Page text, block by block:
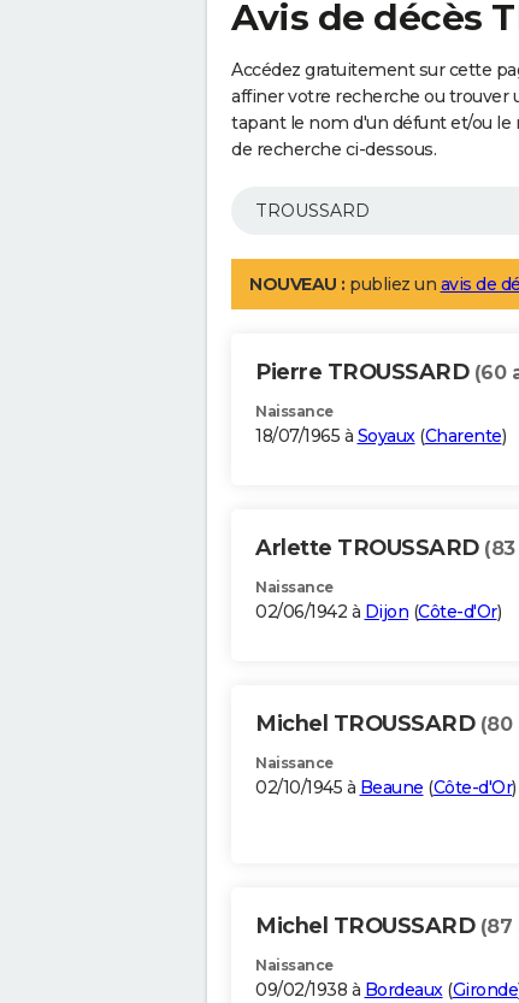
Avis de décès
Accédez gratuitement sur cette
affiner votre recherche ou trouver
tapant le nom d'un défunt et/ou
de recherche ci-dessous.
NOUVEAU : publiez un avis de
Pierre TROUSSARD (60
Naissance
18/07/1965 à Soyaux(Charente)
Arlette TROUSSARD
Naissance
02/06/1942 à Dijon (Côte-d'Or)
Michel TROUSSARD (80
Naissance
02/10/1945 à Beaune (Côte-d'Or)
Michel TROUSSARD (87
Naissance
09/02/1938 à Bordeaux(Gironde